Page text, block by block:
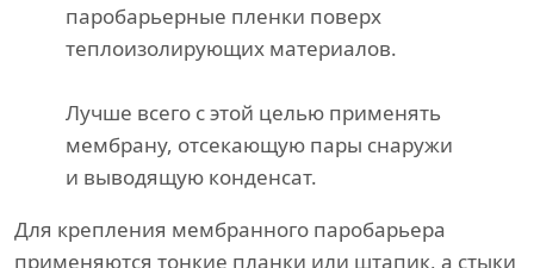
паробарьерные пленки поверх
теплоизолирующих материалов.
Лучше всего с этой целью применять
мембрану, отсекающую пары снаружи
и выводящую конденсат.
Для крепления мембранного паробарьера
применяются тонкие планки или штапик, а стыки